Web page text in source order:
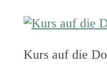
Kurs auf die